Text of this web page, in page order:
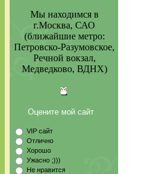
Мы находимся в
г.Москва, САО
(ближайшие метро:
Петровско-Разумовское,
Речной вокзал,
Медведково, ВДНХ)
Оцените мой сайт
VIP сайт
Отлично
Хорошо
Ужасно ;)))
Не нравится